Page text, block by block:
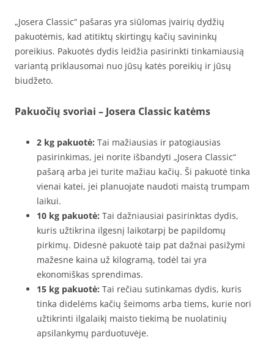
„Josera Classic“ pašaras yra siūlomas įvairių dydžių
pakuotėmis, kad atitiktų skirtingų kačių savininkų
poreikius. Pakuotės dydis leidžia pasirinkti tinkamiausią
variantą priklausomai nuo jūsų katės poreikių ir jūsų
biudžeto.
Pakuočių svoriai – Josera Classic katėms
2 kg pakuotė: Tai mažiausias ir patogiausias
pasirinkimas, jei norite išbandyti „Josera Classic“
pašarą arba jei turite mažiau kačių. Ši pakuotė tinka
vienai katei, jei planuojate naudoti maistą trumpam
laikui.
10 kg pakuotė: Tai dažniausiai pasirinktas dydis,
kuris užtikrina ilgesnį laikotarpį be papildomų
pirkimų. Didesnė pakuotė taip pat dažnai pasižymi
mažesne kaina už kilogramą, todėl tai yra
ekonomiškas sprendimas.
15 kg pakuotė: Tai rečiau sutinkamas dydis, kuris
tinka didelėms kačių šeimoms arba tiems, kurie nori
užtikrinti ilgalaikį maisto tiekimą be nuolatinių
apsilankymų parduotuvėje.